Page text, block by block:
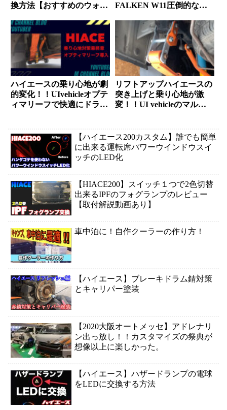
換方法【おすすめのウォッ
FALKEN W11圧倒的なウ
ハイエースの乗り心地が劇
的変化！！UIvehicleオプテ
ィマリーフで快適にドライ
リフトアップハイエースの
突き上げと乗り心地が激
変！！UI vehicleのマル秘
【ハイエース200カスタム】誰でも簡単
に出来る運転席パワーウインドウスイ
ッチのLED化
【HIACE200】スイッチ１つで2色切替
出来るIPFのフォグランプのレビュー
【取付解説動画あり】
車中泊に！自作クーラーの作り方！
【ハイエース】ブレーキドラム錆対策
とキャリパー塗装
【2020大阪オートメッセ】アドレナリ
ン出っ放し！！カスタマイズの祭典が
想像以上に楽しかった。
【ハイエース】ハザードランプの電球
をLEDに交換する方法